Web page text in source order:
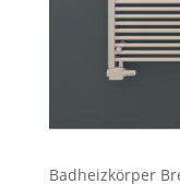
Badheizkörper